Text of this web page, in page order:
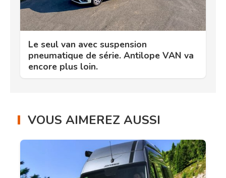
Le seul van avec suspension
pneumatique de série. Antilope VAN va
encore plus loin.
VOUS AIMEREZ AUSSI